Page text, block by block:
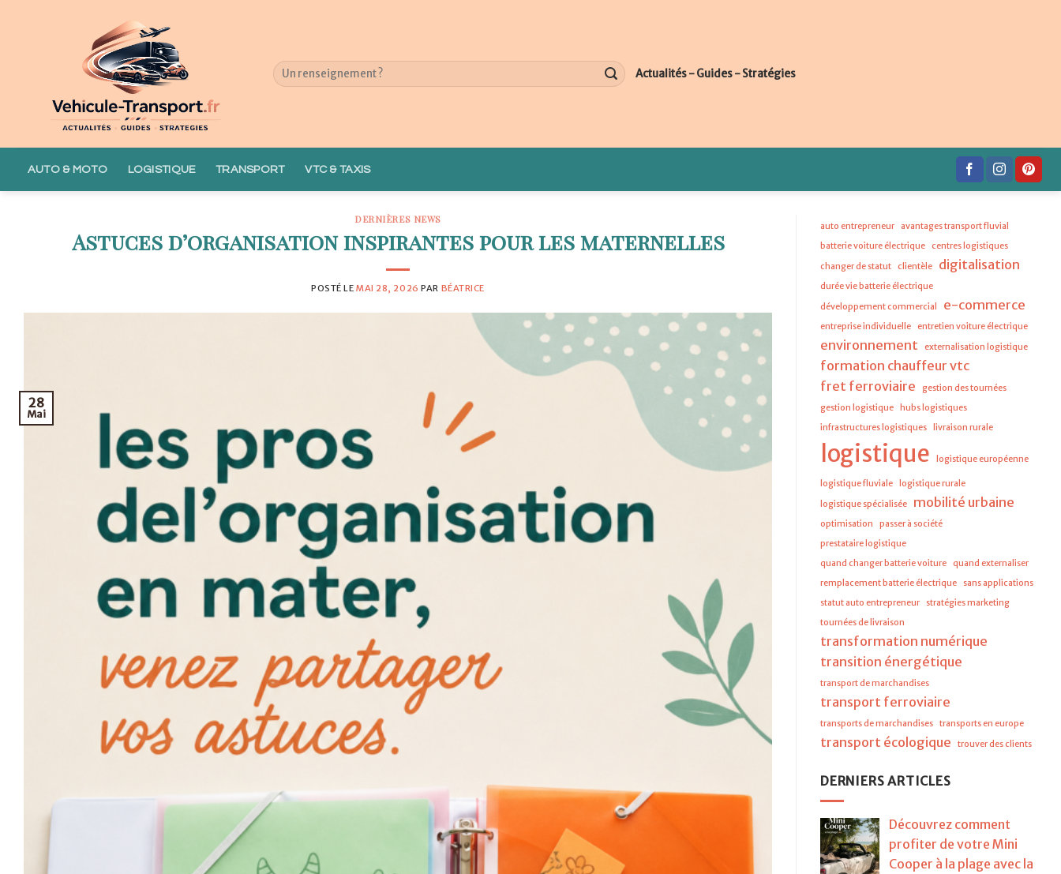
Actualités - Guides - Stratégies
AUTO & MOTO LOGISTIQUE TRANSPORT VTC & TAXIS
DERNIÈRES NEWS
Astuces d’organisation inspirantes pour les maternelles
POSTÉ LE MAI 28, 2026 PAR BÉATRICE
28
Mai
auto entrepreneur
avantages transport fluvial
batterie voiture électrique
centres logistiques
changer de statut
clientèle digitalisation
durée vie batterie électrique
développement commercial
e-commerce
entreprise individuelle entretien voiture électrique
environnement externalisation logistique
formation chauffeur vtc
fret ferroviaire
gestion des tournées
gestion logistique
hubs logistiques
infrastructures logistiques
livraison rurale
logistique logistique européenne
logistique fluviale
logistique rurale
logistique spécialisée
mobilité urbaine
optimisation
passer à société
prestataire logistique
quand changer batterie voiture
quand externaliser
remplacement batterie électrique
sans applications
statut auto entrepreneur
stratégies marketing
tournées de livraison
transformation numérique
transition énergétique
transport de marchandises
transport ferroviaire
transports de marchandises transports en europe
transport écologique trouver des clients
DERNIERS ARTICLES
Découvrez comment
profiter de votre Mini
Cooper à la plage avec la